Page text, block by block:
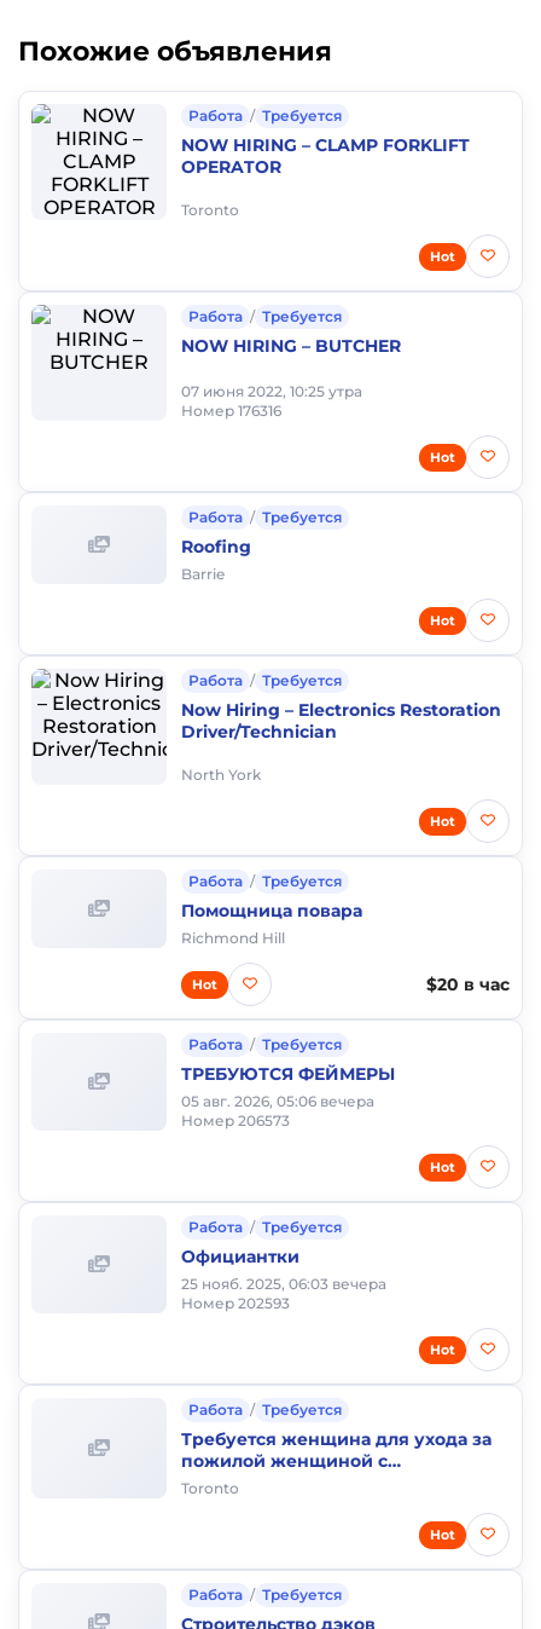
Похожие объявления
Работа / Требуется
NOW HIRING – CLAMP FORKLIFT
OPERATOR
Toronto
Hot
Работа / Требуется
NOW HIRING – BUTCHER
07 июня 2022, 10:25 утра
Номер 176316
Hot
Работа / Требуется
Roofing
Barrie
Hot
Работа / Требуется
Now Hiring – Electronics Restoration
Driver/Technician
North York
Hot
Работа / Требуется
Помощница повара
Richmond Hill
$20 в час
Hot
Работа / Требуется
ТРЕБУЮТСЯ ФЕЙМЕРЫ
05 авг. 2026, 05:06 вечера
Номер 206573
Hot
Работа / Требуется
Официантки
25 нояб. 2025, 06:03 вечера
Номер 202593
Hot
Работа / Требуется
Требуется женщина для ухода за
пожилой женщиной с
проживанием
Toronto
Hot
Работа / Требуется
Строительство дэков